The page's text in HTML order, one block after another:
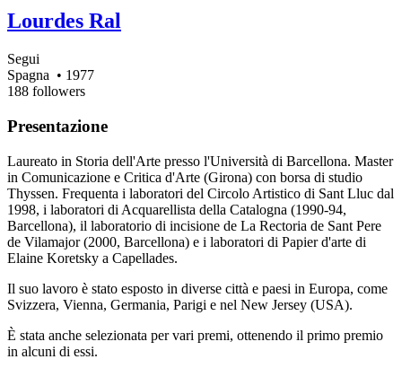
Lourdes Ral
Segui
Spagna • 1977
188 followers
Presentazione
Laureato in Storia dell'Arte presso l'Università di Barcellona. Master
in Comunicazione e Critica d'Arte (Girona) con borsa di studio
Thyssen. Frequenta i laboratori del Circolo Artistico di Sant Lluc dal
1998, i laboratori di Acquarellista della Catalogna (1990-94,
Barcellona), il laboratorio di incisione de La Rectoria de Sant Pere
de Vilamajor (2000, Barcellona) e i laboratori di Papier d'arte di
Elaine Koretsky a Capellades.
Il suo lavoro è stato esposto in diverse città e paesi in Europa, come
Svizzera, Vienna, Germania, Parigi e nel New Jersey (USA).
È stata anche selezionata per vari premi, ottenendo il primo premio
in alcuni di essi.